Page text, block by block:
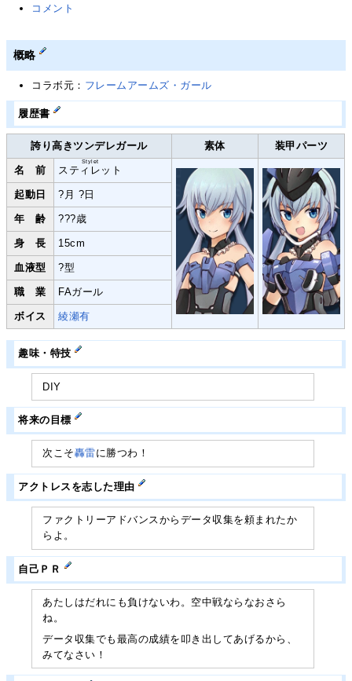
コメント
概略
コラボ元： フレームアームズ・ガール
履歴書
誇り高きツンデレガール 素体 装甲パーツ
名 前 スティレット
Stylet
起動日 ?月 ?日
年 齢 ???歳
身 長 15cm
血液型 ?型
職 業 FAガール
ボイス 綾瀬有
趣味・特技
DIY
将来の目標
次こそ轟雷に勝つわ！
アクトレスを志した理由
ファクトリーアドバンスからデータ収集を頼まれたか
らよ。
自己ＰＲ
あたしはだれにも負けないわ。空中戦ならなおさら
ね。
データ収集でも最高の成績を叩き出してあげるから、
みてなさい！